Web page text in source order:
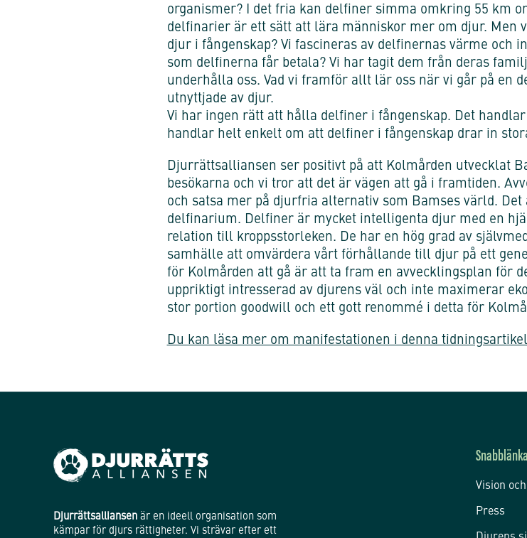
organismer? I det fria kan delfiner simma omkring 55 km
delfinarier är ett sätt att lära människor mer om djur. Men
djur i fångenskap? Vi fascineras av delfinernas värme och
som delfinerna får betala? Vi har tagit dem från deras
underhålla oss. Vad vi framför allt lär oss när vi går på en
utnyttjade av djur.
Vi har ingen rätt att hålla delfiner i fångenskap. Det
handlar helt enkelt om att delfiner i fångenskap drar in
Djurrättsalliansen ser positivt på att Kolmården utvecklat
besökarna och vi tror att det är vägen att gå i framtiden.
och satsa mer på djurfria alternativ som Bamses värld. Det
delfinarium. Delfiner är mycket intelligenta djur med en
relation till kroppsstorleken. De har en hög grad av
samhälle att omvärdera vårt förhållande till djur på ett
för Kolmården att gå är att ta fram en avvecklingsplan för
uppriktigt intresserad av djurens väl och inte maximerar
stor portion goodwill och ett gott renommé i detta för
Du kan läsa mer om manifestationen i denna
Djurrättsalliansen är en ideell organisation som
kämpar för djurs rättigheter. Vi strävar efter ett
Vision
Press